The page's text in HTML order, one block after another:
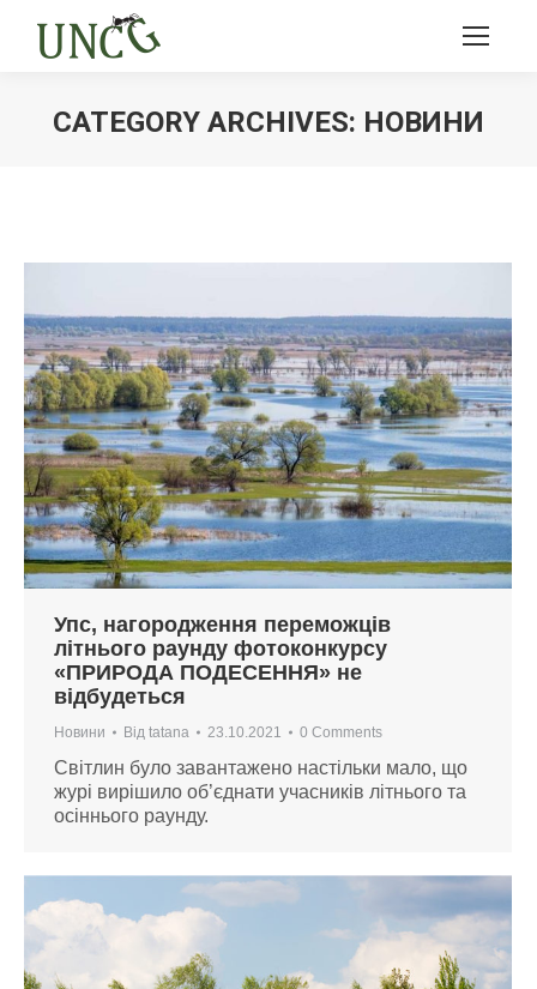
CATEGORY ARCHIVES: НОВИНИ
Упс, нагородження переможців
літнього раунду фотоконкурсу
«ПРИРОДА ПОДЕСЕННЯ» не
відбудеться
Новини Від tatana 23.10.2021 0 Comments
Світлин було завантажено настільки мало, що
журі вирішило об’єднати учасників літнього та
осіннього раунду.